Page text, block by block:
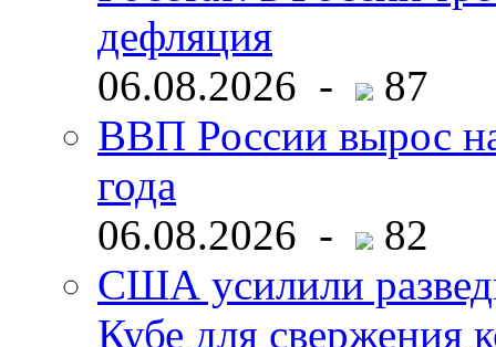
дефляция
06.08.2026 -
87
ВВП России вырос
года
06.08.2026 -
82
США усилили
Кубе для свержения